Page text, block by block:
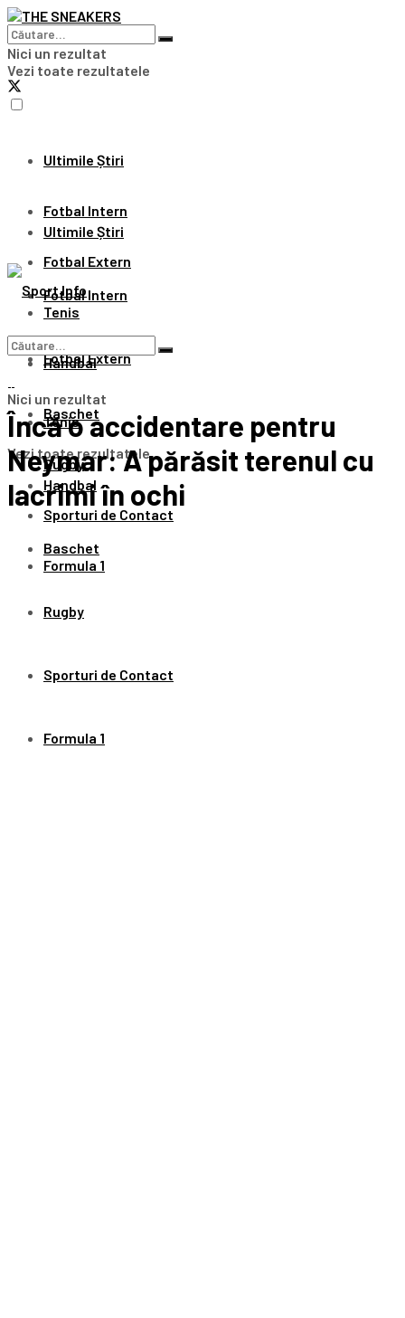
Nici un rezultat
Vezi toate rezultatele
Ultimile Știri
Fotbal Intern
Fotbal Extern
Tenis
Handbal
Baschet
Rugby
Sporturi de Contact
Formula 1
Ultimile Știri
Fotbal Intern
Fotbal Extern
Tenis
Handbal
Baschet
Rugby
Sporturi de Contact
Formula 1
Nici un rezultat
Vezi toate rezultatele
Încă o accidentare pentru
Neymar: A părăsit terenul cu
lacrimi în ochi